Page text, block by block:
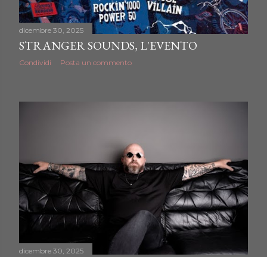
dicembre 30, 2025
STRANGER SOUNDS, L'EVENTO
Condividi Posta un commento
dicembre 30, 2025